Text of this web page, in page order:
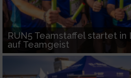
RUN5 Teamstaffel startet in
auf Teamgeist